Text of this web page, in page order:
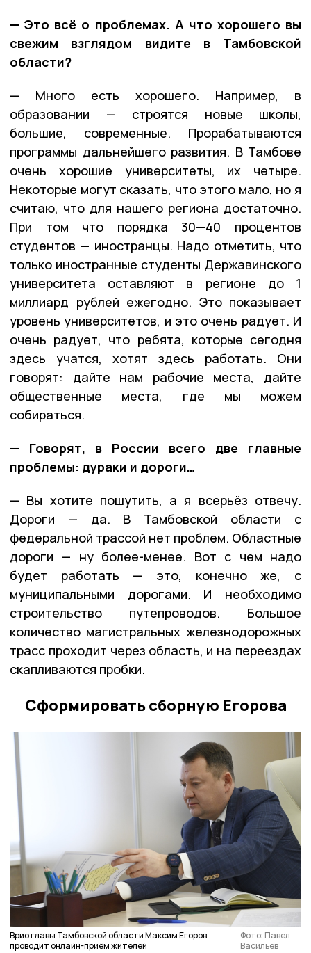
— Это всё о проблемах. А что хорошего вы
свежим взглядом видите в Тамбовской
области?
— Много есть хорошего. Например, в
образовании — строятся новые школы,
большие, современные. Прорабатываются
программы дальнейшего развития. В Тамбове
очень хорошие университеты, их четыре.
Некоторые могут сказать, что этого мало, но я
считаю, что для нашего региона достаточно.
При том что порядка 30—40 процентов
студентов — иностранцы. Надо отметить, что
только иностранные студенты Державинского
университета оставляют в регионе до 1
миллиард рублей ежегодно. Это показывает
уровень университетов, и это очень радует. И
очень радует, что ребята, которые сегодня
здесь учатся, хотят здесь работать. Они
говорят: дайте нам рабочие места, дайте
общественные места, где мы можем
собираться.
— Говорят, в России всего две главные
проблемы: дураки и дороги…
— Вы хотите пошутить, а я всерьёз отвечу.
Дороги — да. В Тамбовской области с
федеральной трассой нет проблем. Областные
дороги — ну более-менее. Вот с чем надо
будет работать — это, конечно же, с
муниципальными дорогами. И необходимо
строительство путепроводов. Большое
количество магистральных железнодорожных
трасс проходит через область, и на переездах
скапливаются пробки.
Сформировать сборную Егорова
Врио главы Тамбовской области Максим Егоров
проводит онлайн-приём жителей
Фото: Павел
Васильев